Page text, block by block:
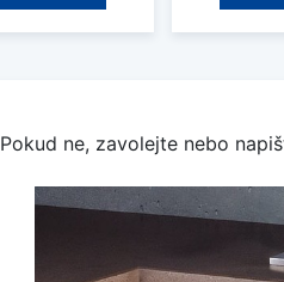
ne, zavolejte nebo